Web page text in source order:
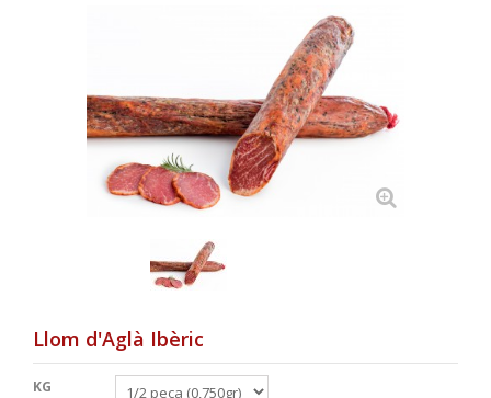
Llom d'Aglà Ibèric
KG